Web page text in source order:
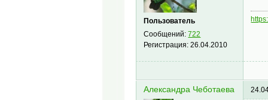
Пользователь
Сообщений:722
Регистрация:26.04.2010
Александра Чеботаева